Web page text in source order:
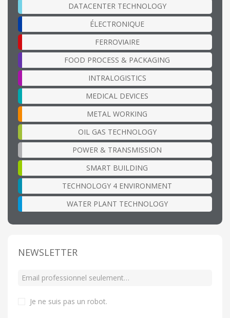
DATACENTER TECHNOLOGY
ÉLECTRONIQUE
FERROVIAIRE
FOOD PROCESS & PACKAGING
INTRALOGISTICS
MEDICAL DEVICES
METAL WORKING
OIL GAS TECHNOLOGY
POWER & TRANSMISSION
SMART BUILDING
TECHNOLOGY 4 ENVIRONMENT
WATER PLANT TECHNOLOGY
NEWSLETTER
Je ne suis pas un robot.